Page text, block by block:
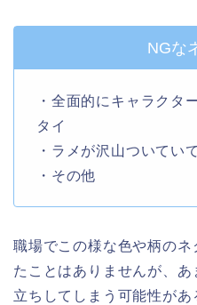
NGな
・全面的にキャラクタ
タイ
・ラメが沢山ついてい
・その他
職場でこの様な色や柄の
たことはありませんが、あ
立ちしてしまう可能性が